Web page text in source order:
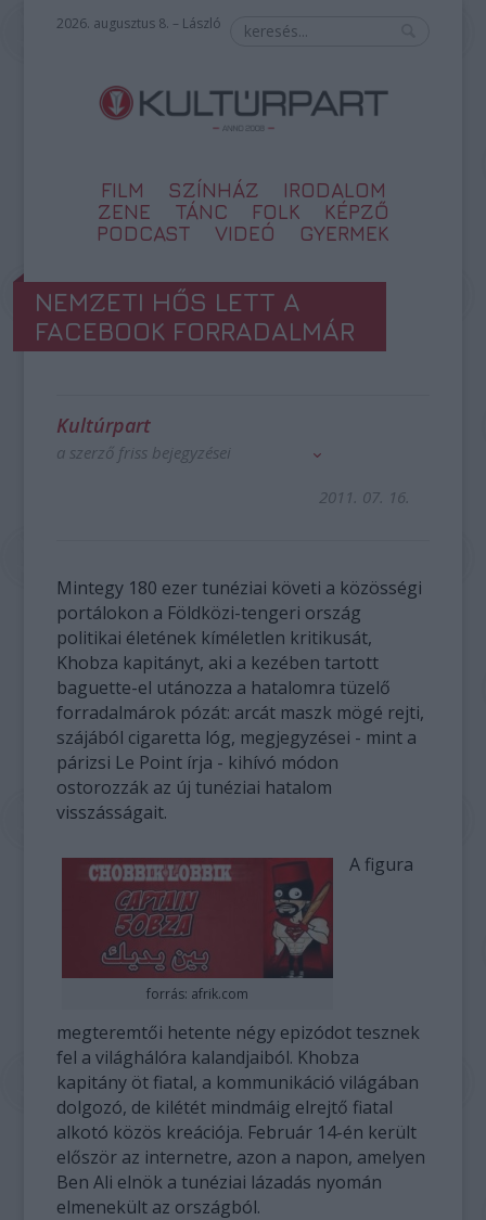
2026. augusztus 8. – László
FILM SZÍNHÁZ
IRODALOM
ZENE
TÁNC FOLK
KÉPZŐ
PODCAST
VIDEÓ GYERMEK
NEMZETI HŐS LETT A
FACEBOOK FORRADALMÁR
Kultúrpart
a szerző friss bejegyzései
2011. 07. 16.
Mintegy 180 ezer tunéziai követi a közösségi
portálokon a Földközi-tengeri ország
politikai életének kíméletlen kritikusát,
Khobza kapitányt, aki a kezében tartott
baguette-el utánozza a hatalomra tüzelő
forradalmárok pózát: arcát maszk mögé rejti,
szájából cigaretta lóg, megjegyzései - mint a
párizsi Le Point írja - kihívó módon
ostorozzák az új tunéziai hatalom
visszásságait.
forrás: afrik.com
A figura
megteremtői hetente négy epizódot tesznek
fel a világhálóra kalandjaiból. Khobza
kapitány öt fiatal, a kommunikáció világában
dolgozó, de kilétét mindmáig elrejtő fiatal
alkotó közös kreációja. Február 14-én került
először az internetre, azon a napon, amelyen
Ben Ali elnök a tunéziai lázadás nyomán
elmenekült az országból.